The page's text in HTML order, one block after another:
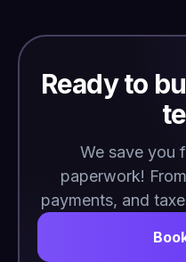
Ready to
We save you
paperwork!
payments, and